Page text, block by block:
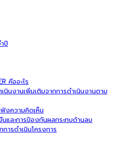
ปี
คืออะไร
นินงานเพิ่มเติมจากการดำเนินงานตาม
งความคิดเห็น
และการป้องกันผลกระทบด้านลบ
การดำเนินโครงการ